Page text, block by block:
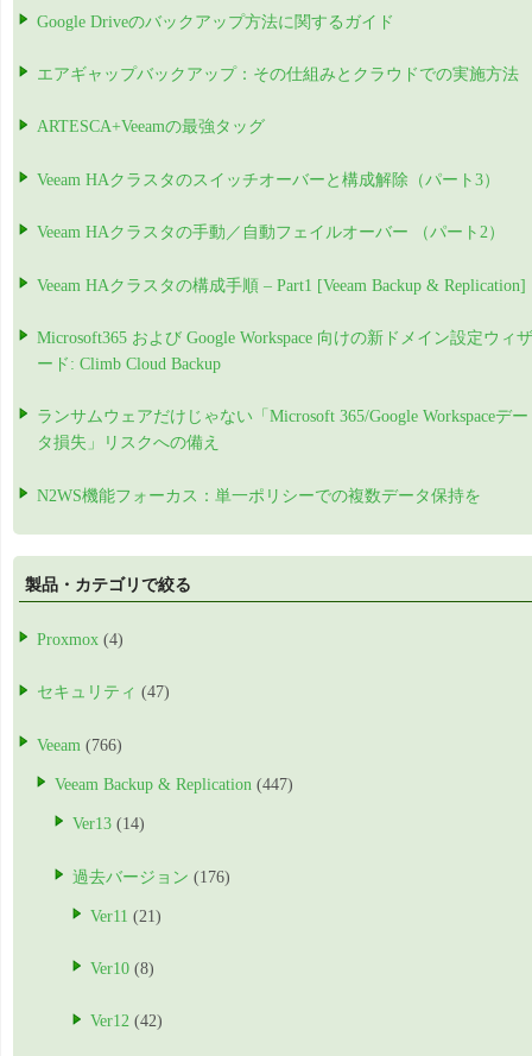
Google Driveのバックアップ方法に関するガイド
エアギャップバックアップ：その仕組みとクラウドでの実施方法
ARTESCA+Veeamの最強タッグ
Veeam HAクラスタのスイッチオーバーと構成解除（パート3）
Veeam HAクラスタの手動／自動フェイルオーバー （パート2）
Veeam HAクラスタの構成手順 – Part1 [Veeam Backup & Replication]
Microsoft365 および Google Workspace 向けの新ドメイン設定ウィザ
ード: Climb Cloud Backup
ランサムウェアだけじゃない「Microsoft 365/Google Workspaceデー
タ損失」リスクへの備え
N2WS機能フォーカス：単一ポリシーでの複数データ保持を
製品・カテゴリで絞る
Proxmox (4)
セキュリティ (47)
Veeam (766)
Veeam Backup & Replication (447)
Ver13 (14)
過去バージョン (176)
Ver11 (21)
Ver10 (8)
Ver12 (42)